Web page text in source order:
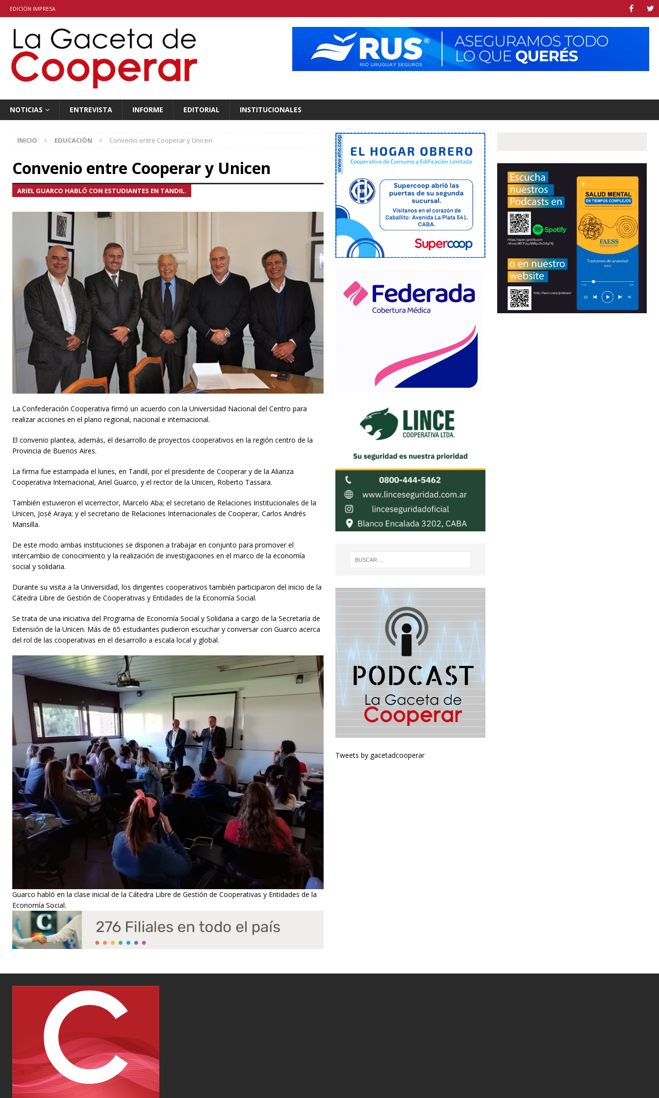
EDICIÓN IMPRESA
NOTICIAS ENTREVISTA INFORME EDITORIAL INSTITUCIONALES
INICIO EDUCACIÓN Convenio entre Cooperar y Unicen
Convenio entre Cooperar y Unicen
ARIEL GUARCO HABLÓ CON ESTUDIANTES EN TANDIL.
La Confederación Cooperativa firmó un acuerdo con la Universidad Nacional del Centro para
realizar acciones en el plano regional, nacional e internacional.
El convenio plantea, además, el desarrollo de proyectos cooperativos en la región centro de la
Provincia de Buenos Aires.
La firma fue estampada el lunes, en Tandil, por el presidente de Cooperar y de la Alianza
Cooperativa Internacional, Ariel Guarco, y el rector de la Unicen, Roberto Tassara.
También estuvieron el vicerrector, Marcelo Aba; el secretario de Relaciones Institucionales de la
Unicen, José Araya; y el secretario de Relaciones Internacionales de Cooperar, Carlos Andrés
Mansilla.
De este modo ambas instituciones se disponen a trabajar en conjunto para promover el
intercambio de conocimiento y la realización de investigaciones en el marco de la economía
social y solidaria.
Durante su visita a la Universidad, los dirigentes cooperativos también participaron del inicio de la
Cátedra Libre de Gestión de Cooperativas y Entidades de la Economía Social.
Se trata de una iniciativa del Programa de Economía Social y Solidaria a cargo de la Secretaría de
Extensión de la Unicen. Más de 65 estudiantes pudieron escuchar y conversar con Guarco acerca
del rol de las cooperativas en el desarrollo a escala local y global.
Guarco habló en la clase inicial de la Cátedra Libre de Gestión de Cooperativas y Entidades de la
Economía Social.
Tweets by gacetadcooperar